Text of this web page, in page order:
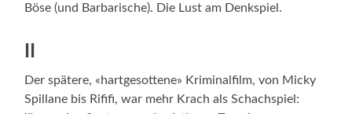
Böse (und Barba­rische). Die Lust am Denkspiel.
Der spätere, «hartgesottene» Kriminalfilm, von Micky
Spillane bis Rififi, war mehr Krach als Schachspiel: